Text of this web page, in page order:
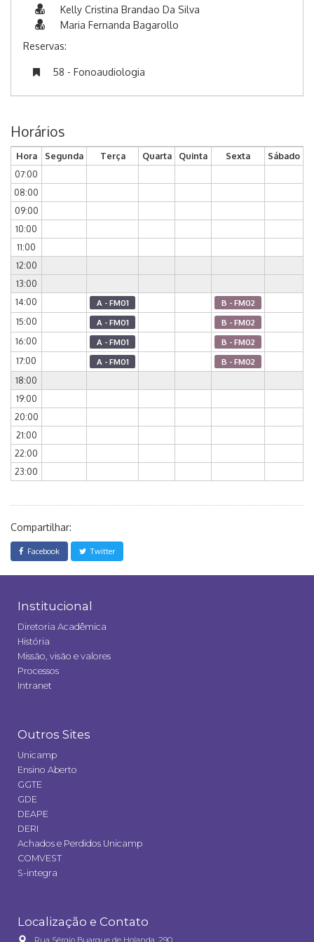
Kelly Cristina Brandao Da Silva
Maria Fernanda Bagarollo
Reservas:
58 - Fonoaudiologia
Horários
Hora Segunda Terça Quarta Quinta Sexta
Sábado
07:00
08:00
09:00
10:00
11:00
12:00
13:00
14:00
A - FM01 B - FM02
15:00 A - FM01 B - FM02
16:00 A - FM01 B - FM02
17:00 A - FM01 B - FM02
18:00
19:00
20:00
21:00
22:00
23:00
Compartilhar:
Facebook Twitter
Institucional
Diretoria Acadêmica
História
Missão, visão e valores
Processos
Intranet
Outros Sites
Unicamp
Ensino Aberto
GGTE
GDE
DEAPE
DERI
Achados e Perdidos Unicamp
COMVEST
S-integra
Localização e Contato